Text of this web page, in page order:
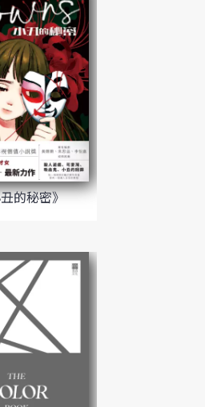
的秘密》